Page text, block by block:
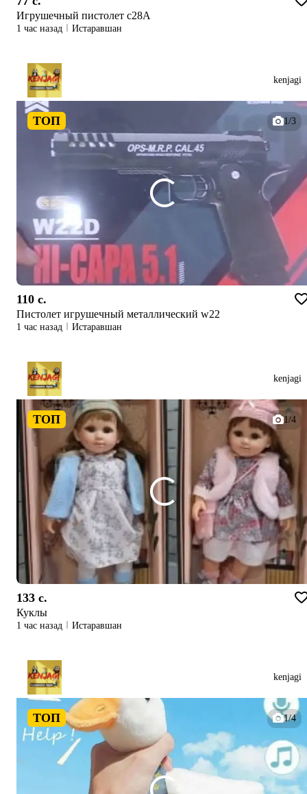
Игрушечный пистолет с28А
1 час назад Истаравшан
kenjagi
ТОП 1/3
110 c.
Пистолет игрушечный металлический w22
1 час назад Истаравшан
kenjagi
ТОП 1/4
133 c.
Куклы
1 час назад Истаравшан
kenjagi
ТОП 1/4